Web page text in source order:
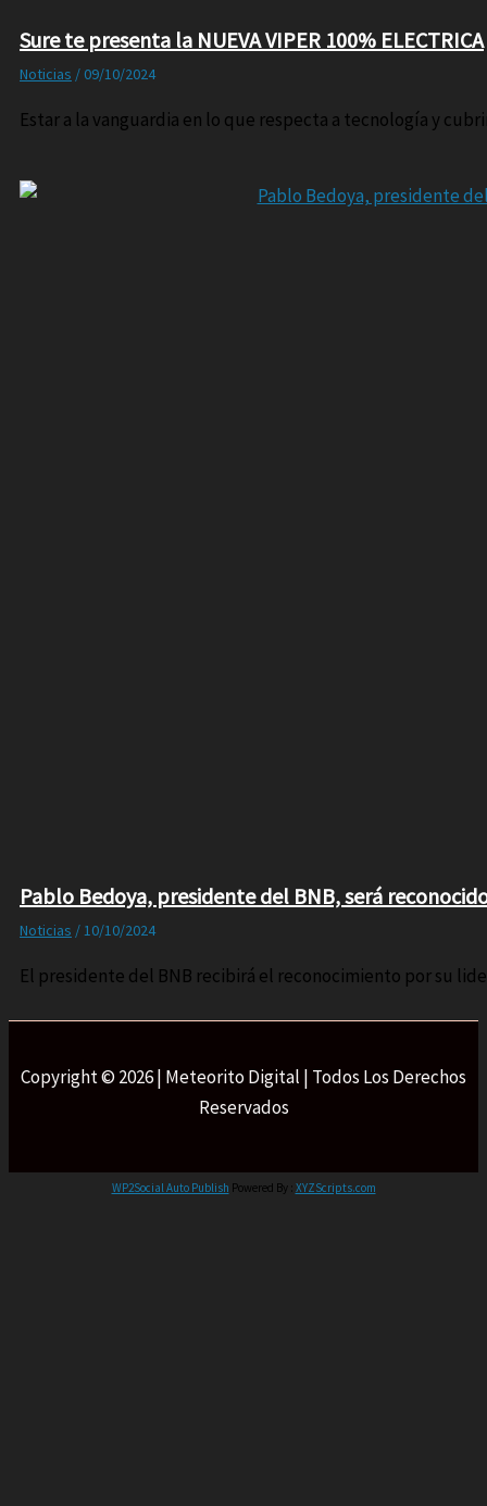
Sure te presenta la NUEVA VIPER 100% ELECTRICA
Noticias / 09/10/2024
Estar a la vanguardia en lo que respecta a tecnología y
Pablo Bedoya, presidente del BNB, será
Noticias / 10/10/2024
El presidente del BNB recibirá el reconocimiento por su
Copyright © 2026 | Meteorito Digital | Todos Los Derechos
Reservados
WP2Social Auto Publish Powered By : XYZScripts.com